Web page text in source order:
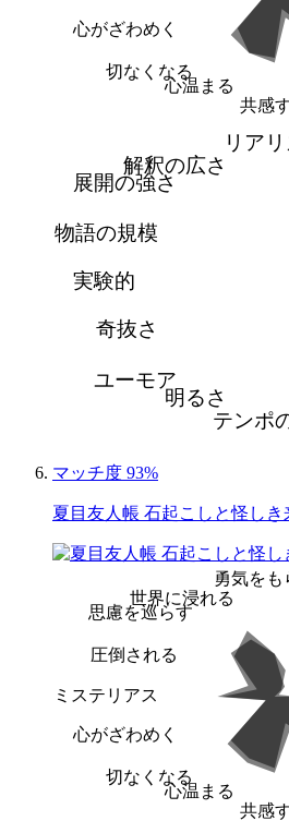
共感
心温まる
切なくなる
心がざわめく
リア
テンポ
明るさ
ユーモア
奇抜さ
実験的
物語の規模
展開の強さ
解釈の広さ
マッチ度 93%
夏目友人帳 石起こしと怪しき
勇気をも
共感
心温まる
切なくなる
心がざわめく
ミステリアス
圧倒される
思慮を巡らす
世界に浸れる